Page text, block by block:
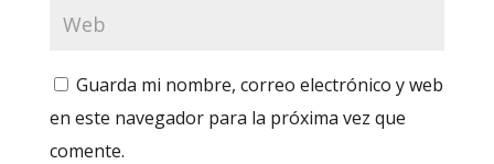
Guarda mi nombre, correo electrónico y web
en este navegador para la próxima vez que
comente.